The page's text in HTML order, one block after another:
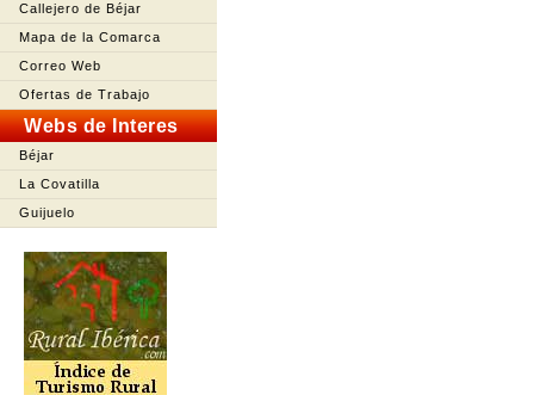
Callejero de Béjar
Mapa de la Comarca
Correo Web
Ofertas de Trabajo
Webs de Interes
Béjar
La Covatilla
Guijuelo